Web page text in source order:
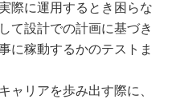
際に運用するとき困らな
て設計での計画に基づき
に稼動するかのテストま
ャリアを歩み出す際に、